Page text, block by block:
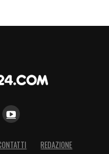
REDAZIONE